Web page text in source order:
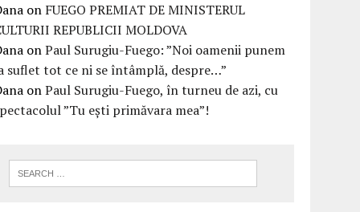
on FUEGO PREMIAT DE MINISTERUL
REPUBLICII MOLDOVA
onPaul Surugiu-Fuego: ”Noi oamenii punem
suflet tot ce ni se întâmplă, despre…”
onPaul Surugiu-Fuego, în turneu de azi, cu
”Tu ești primăvara mea”!